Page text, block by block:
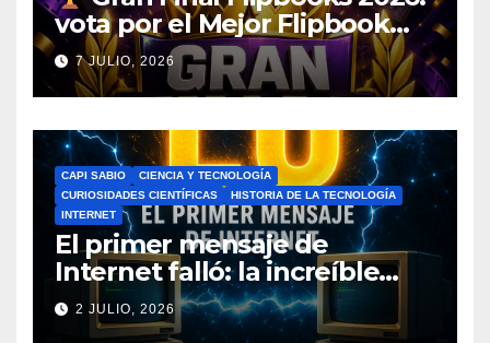
vota por el Mejor Flipbook
del Ciclo Escolar
7 JULIO, 2026
CAPI SABIO
CIENCIA Y TECNOLOGÍA
CURIOSIDADES CIENTÍFICAS
HISTORIA DE LA TECNOLOGÍA
INTERNET
El primer mensaje de
Internet falló: la increíble
historia de ARPANET que
cambió el mundo
2 JULIO, 2026